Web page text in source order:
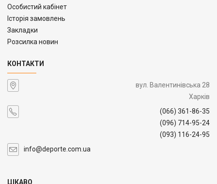
Особистий кабінет
Історія замовлень
Закладки
Розсилка новин
КОНТАКТИ
вул. Валентинівська 28
Харків
(066) 361-86-35
(096) 714-95-24
(093) 116-24-95
info@deporte.com.ua
ЦІКАВО